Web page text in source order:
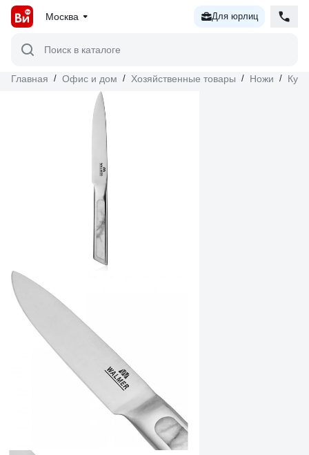
Москва Для юрлиц
Поиск в каталоге
Главная / Офис и дом / Хозяйственные товары / Ножи /